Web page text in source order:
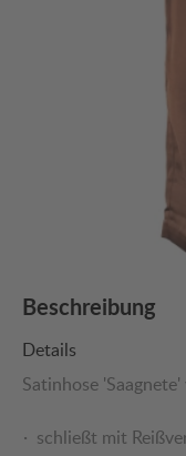
Beschreibung
Details
Satinhose
schließt mit